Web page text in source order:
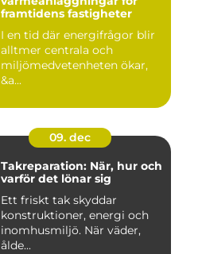
framtidens fastigheter
I en tid där energifrågor blir
alltmer centrala och
miljömedvetenheten ökar,
&a...
09. dec
Takreparation: När, hur och
varför det lönar sig
Ett friskt tak skyddar
konstruktioner, energi och
inomhusmiljö. När väder,
ålde...